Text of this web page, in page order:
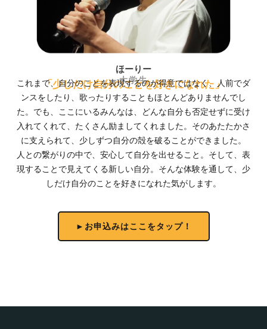
ほーりー
大学生
「少しだけ自分のことを好きになれた」
これまで、自分のことを表現するのが得意ではなく、人前でダ
ンスをしたり、歌ったりすることもほとんどありませんでし
た。でも、ここにいるみんなは、どんな自分も否定せずに受け
入れてくれて、たくさん励ましてくれました。そのあたたかさ
に支えられて、少しずつ自分の殻を破ることができました。
人との繋がりの中で、安心して自分を出せること。そして、表
現することで見えてくる新しい自分。そんな体験を通して、少
しだけ自分のことを好きになれた気がします。
►お申込みはここをタップ！